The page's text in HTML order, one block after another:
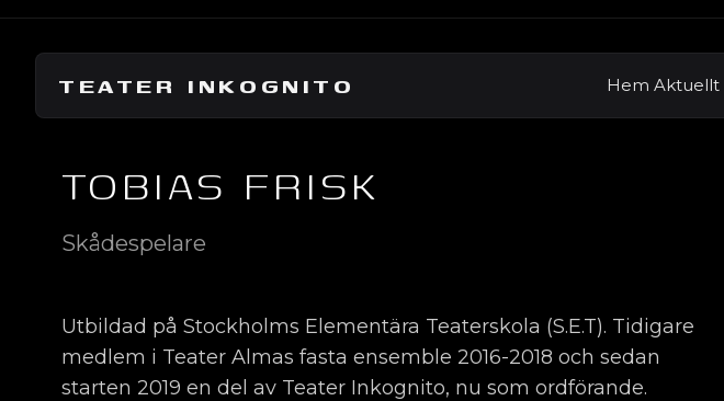
TEATER INKOGNITO Hem Aktuellt
TOBIAS FRISK
Skådespelare
Utbildad på Stockholms Elementära Teaterskola (S.E.T). Tidigare
medlem i Teater Almas fasta ensemble 2016-2018 och sedan
starten 2019 en del av Teater Inkognito, nu som ordförande.